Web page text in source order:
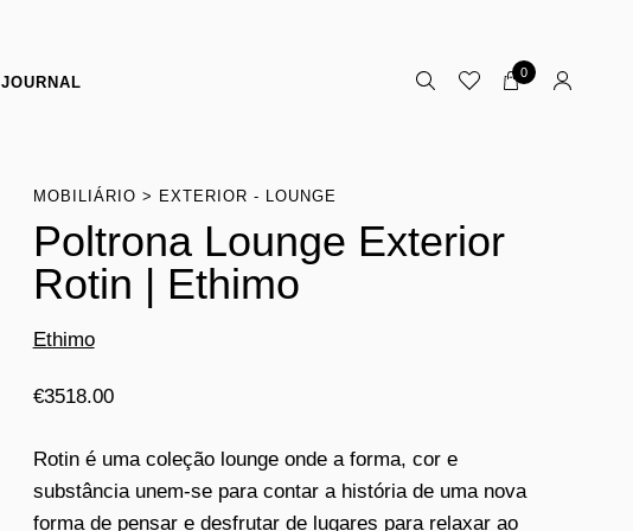
JOURNAL
0
MOBILIÁRIO EXTERIOR - LOUNGE
Poltrona Lounge Exterior
Rotin | Ethimo
Ethimo
€3518.00
Rotin é uma coleção lounge onde a forma, cor e
substância unem-se para contar a história de uma nova
forma de pensar e desfrutar de lugares para relaxar ao